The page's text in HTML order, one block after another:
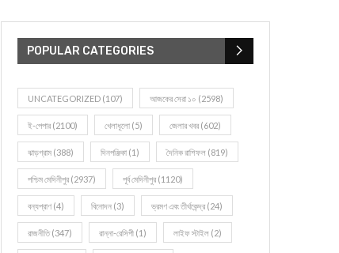
POPULAR CATEGORIES
UNCATEGORIZED (107) আজকের সেরা ১০ (2598)
ই-পেপার (2100) খেলাধূলো (5) জেলার খবর (602)
ঝাড়গ্রাম (388) দিনপঞ্জিকা (1) দৈনিক রাশিফল (819)
পশ্চিম মেদিনীপুর (2937) পূর্ব মেদিনীপুর (1120)
বন্যপ্রাণ (4) বিনোদন (3) ভ্রমণ এবং তীর্থকেন্দ্র (24)
রাজনীতি(347) রান্না-রেসিপী (1) লাইফ স্টাইল (2)